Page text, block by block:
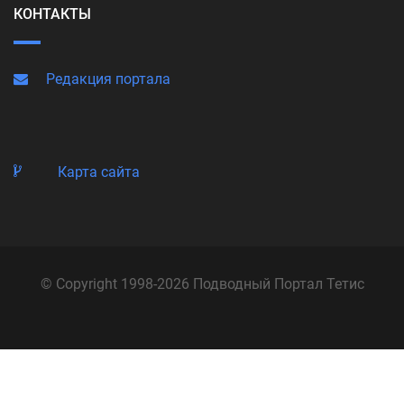
КОНТАКТЫ
Редакция портала
Карта сайта
© Copyright 1998-2026 Подводный Портал Тетис